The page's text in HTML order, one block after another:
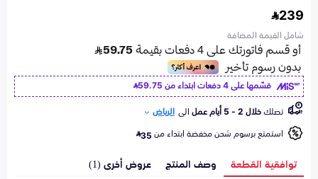
239
شامل القيمة المضافة
قسّمها على 4 دفعات ابتداء من
59.75
تصلكخلال 2 - 5 أيام عمل الى الرياض
استمتع برسوم شحن مخفضة ابتداء من35
توافقية القطعة وصف المنتج عروض أخرى (1)